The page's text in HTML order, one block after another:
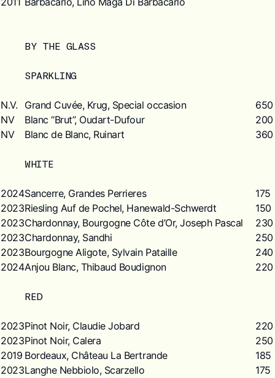
BY THE GLASS
SPARKLING
N.V. Grand Cuvée, Krug, Special occasion
650
NV
Blanc “Brut”, Oudart-Dufour
200
NV
Blanc de Blanc, Ruinart 360
WHITE
2024Sancerre, Grandes Perrieres
175
2023Riesling Auf de Pochel, Hanewald-Schwerdt
150
2023Chardonnay, Bourgogne Côte d’Or, Joseph Pascal
230
2023Chardonnay, Sandhi
250
2023Bourgogne Aligote, Sylvain Pataille
240
2024Anjou Blanc, Thibaud Boudignon 220
RED
2023Pinot Noir, Claudie Jobard
220
2023Pinot Noir, Calera
250
2019 Bordeaux, Château La Bertrande
185
2023Langhe Nebbiolo, Scarzello
175